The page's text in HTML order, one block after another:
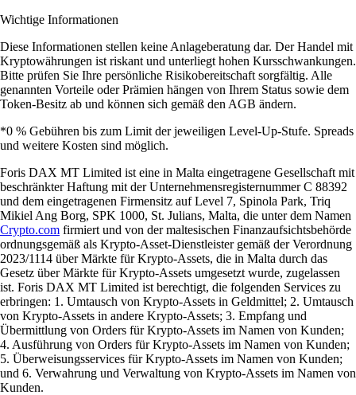
Wichtige Informationen
Diese Informationen stellen keine Anlageberatung dar. Der Handel mit
Kryptowährungen ist riskant und unterliegt hohen Kursschwankungen.
Bitte prüfen Sie Ihre persönliche Risikobereitschaft sorgfältig. Alle
genannten Vorteile oder Prämien hängen von Ihrem Status sowie dem
Token-Besitz ab und können sich gemäß den AGB ändern.
*0 % Gebühren bis zum Limit der jeweiligen Level-Up-Stufe. Spreads
und weitere Kosten sind möglich.
Foris DAX MT Limited ist eine in Malta eingetragene Gesellschaft mit
beschränkter Haftung mit der Unternehmensregisternummer C 88392
und dem eingetragenen Firmensitz auf Level 7, Spinola Park, Triq
Mikiel Ang Borg, SPK 1000, St. Julians, Malta, die unter dem Namen
Crypto.com firmiert und von der maltesischen Finanzaufsichtsbehörde
ordnungsgemäß als Krypto-Asset-Dienstleister gemäß der Verordnung
2023/1114 über Märkte für Krypto-Assets, die in Malta durch das
Gesetz über Märkte für Krypto-Assets umgesetzt wurde, zugelassen
ist. Foris DAX MT Limited ist berechtigt, die folgenden Services zu
erbringen: 1. Umtausch von Krypto-Assets in Geldmittel; 2. Umtausch
von Krypto-Assets in andere Krypto-Assets; 3. Empfang und
Übermittlung von Orders für Krypto-Assets im Namen von Kunden;
4. Ausführung von Orders für Krypto-Assets im Namen von Kunden;
5. Überweisungsservices für Krypto-Assets im Namen von Kunden;
und 6. Verwahrung und Verwaltung von Krypto-Assets im Namen von
Kunden.